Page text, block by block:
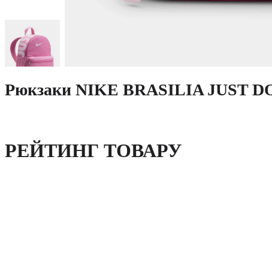
Рюкзаки NIKE BRASILIA JUST
РЕЙТИНГ ТОВАРУ